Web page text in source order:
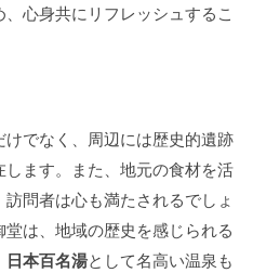
心身共にリフレッシュするこ
でなく、周辺には歴史的遺跡
ます。また、地元の食材を活
問者は心も満たされるでしょ
は、地域の歴史を感じられる
日本百名湯として名高い温泉も